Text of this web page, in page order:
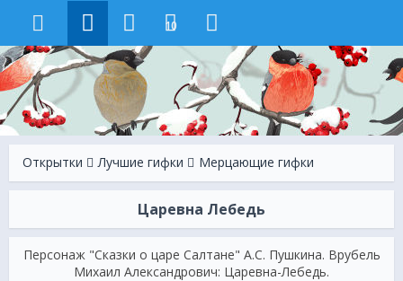
10
Открытки Лучшие гифки Мерцающие гифки
Царевна Лебедь
Персонаж "Сказки о царе Салтане" А.С. Пушкина. Врубель
Михаил Александрович: Царевна-Лебедь.